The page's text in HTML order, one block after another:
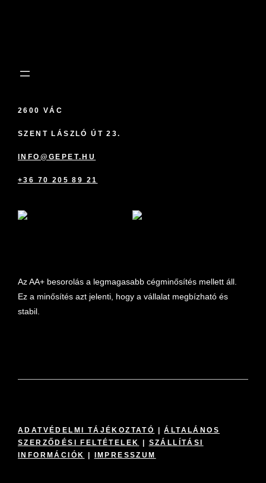
2600 VÁC
SZENT LÁSZLÓ ÚT 23.
INFO@GEPET.HU
+36 70 205 89 21
Az AA+ besorolás a legmagasabb cégminősítés mellett áll.
Ez a minősítés azt jelenti, hogy a vállalat megbízható és
stabil.
ADATVÉDELMI TÁJÉKOZTATÓ |ÁLTALÁNOS
SZERZŐDÉSI FELTÉTELEK
SZÁLLÍTÁSI
INFORMÁCIÓK
IMPRESSZUM